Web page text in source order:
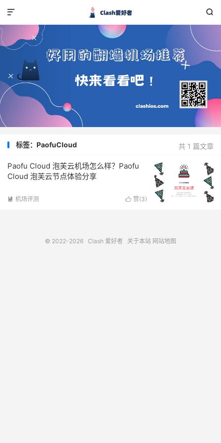


共 1 篇文章
标签：PaofuCloud
Paofu Cloud 泡芙云机场怎么样？Paofu
Cloud 泡芙云节点体验分享
 赞(3)
 机场评测
© 2022-2026 Clash 爱好者 关于本站 网站地图